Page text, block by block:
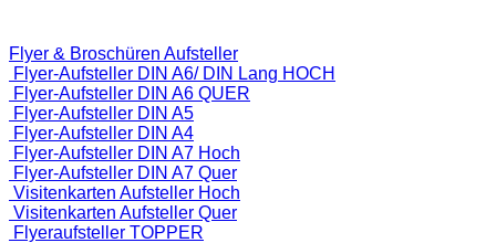
Flyer & Broschüren Aufsteller
Flyer-Aufsteller DIN A6/ DIN Lang HOCH
Flyer-Aufsteller DIN A6 QUER
Flyer-Aufsteller DIN A5
Flyer-Aufsteller DIN A4
Flyer-Aufsteller DIN A7 Hoch
Flyer-Aufsteller DIN A7 Quer
Visitenkarten Aufsteller Hoch
Visitenkarten Aufsteller Quer
Flyeraufsteller TOPPER